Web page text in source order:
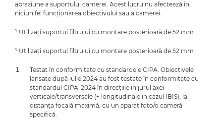
abraziune a suportului camerei. Acest lucru nu afectează în
niciun fel funcţionarea obiectivului sau a camerei.
¹ Utilizaţi suportul filtrului cu montare posterioară de 52 mm
¹ Utilizaţi suportul filtrului cu montare posterioară de 52 mm
Testat în conformitate cu standardele CIPA. Obiectivele
lansate după iulie 2024 au fost testate în conformitate cu
standardul CIPA-2024 în direcţiile în jurul axei
verticale/transversale (+ longitudinale în cazul IBIS), la
distanţa focală maximă, cu un aparat foto/o cameră
specifică.